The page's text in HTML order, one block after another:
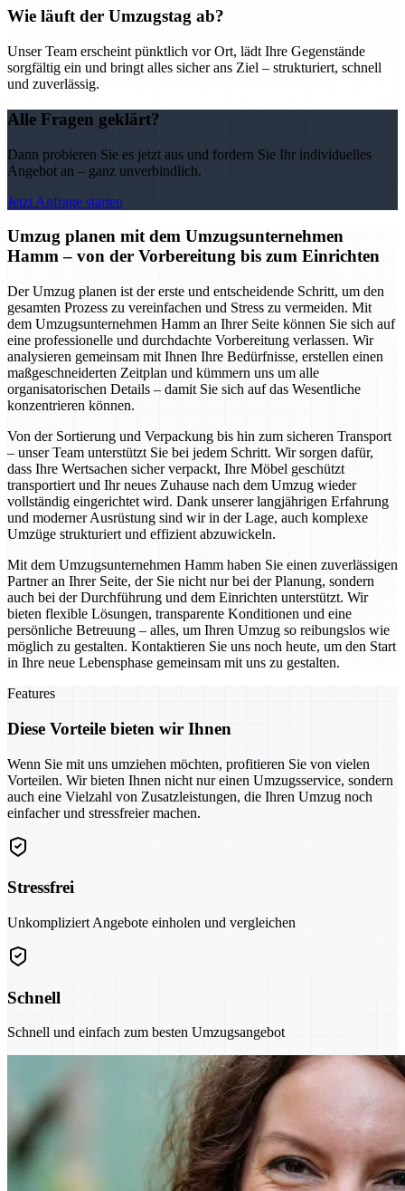
Wie läuft der Umzugstag ab?
Unser Team erscheint pünktlich vor Ort, lädt Ihre Gegenstände
sorgfältig ein und bringt alles sicher ans Ziel – strukturiert, schnell
und zuverlässig.
Alle Fragen geklärt?
Dann probieren Sie es jetzt aus und fordern Sie Ihr individuelles
Angebot an – ganz unverbindlich.
Jetzt Anfrage starten
Umzug planen mit dem Umzugsunternehmen
Hamm – von der Vorbereitung bis zum Einrichten
Der Umzug planen ist der erste und entscheidende Schritt, um den
gesamten Prozess zu vereinfachen und Stress zu vermeiden. Mit
dem Umzugsunternehmen Hamm an Ihrer Seite können Sie sich auf
eine professionelle und durchdachte Vorbereitung verlassen. Wir
analysieren gemeinsam mit Ihnen Ihre Bedürfnisse, erstellen einen
maßgeschneiderten Zeitplan und kümmern uns um alle
organisatorischen Details – damit Sie sich auf das Wesentliche
konzentrieren können.
Von der Sortierung und Verpackung bis hin zum sicheren Transport
– unser Team unterstützt Sie bei jedem Schritt. Wir sorgen dafür,
dass Ihre Wertsachen sicher verpackt, Ihre Möbel geschützt
transportiert und Ihr neues Zuhause nach dem Umzug wieder
vollständig eingerichtet wird. Dank unserer langjährigen Erfahrung
und moderner Ausrüstung sind wir in der Lage, auch komplexe
Umzüge strukturiert und effizient abzuwickeln.
Mit dem Umzugsunternehmen Hamm haben Sie einen zuverlässigen
Partner an Ihrer Seite, der Sie nicht nur bei der Planung, sondern
auch bei der Durchführung und dem Einrichten unterstützt. Wir
bieten flexible Lösungen, transparente Konditionen und eine
persönliche Betreuung – alles, um Ihren Umzug so reibungslos wie
möglich zu gestalten. Kontaktieren Sie uns noch heute, um den Start
in Ihre neue Lebensphase gemeinsam mit uns zu gestalten.
Features
Diese Vorteile bieten wir Ihnen
Wenn Sie mit uns umziehen möchten, profitieren Sie von vielen
Vorteilen. Wir bieten Ihnen nicht nur einen Umzugsservice, sondern
auch eine Vielzahl von Zusatzleistungen, die Ihren Umzug noch
einfacher und stressfreier machen.
Stressfrei
Unkompliziert Angebote einholen und vergleichen
Schnell
Schnell und einfach zum besten Umzugsangebot